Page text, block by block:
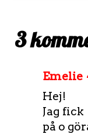
3
Emelie
Hej!
Jag
på o